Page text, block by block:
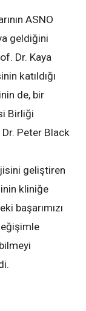
ASNO
geldiğini
Dr. Kaya
katıldığı
de, bir
Birliği
Peter Black
geliştiren
kliniğe
başarımızı